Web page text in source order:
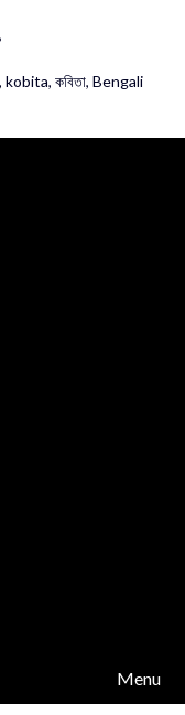
kobita, কবিতা, Bengali
Menu